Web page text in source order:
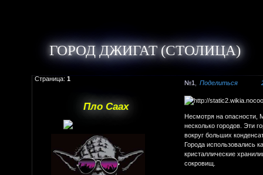
ГОРОД ДЖИГАТ (СТОЛИЦА)
Страница: 1
Поделиться
1
Пло Саах
Несмотря на опасности,
несколько городов. Эти
вокруг больших
Города использовались
кристаллические
сокровищ.